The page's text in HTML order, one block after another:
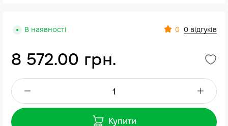
В наявності 0 0 відгуків
8 572.00 грн.
Купити